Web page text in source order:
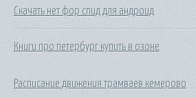
Скачать нет фор спид для андроид
Книги про петербург купить в озоне
Расписание движения трамваев кемерово